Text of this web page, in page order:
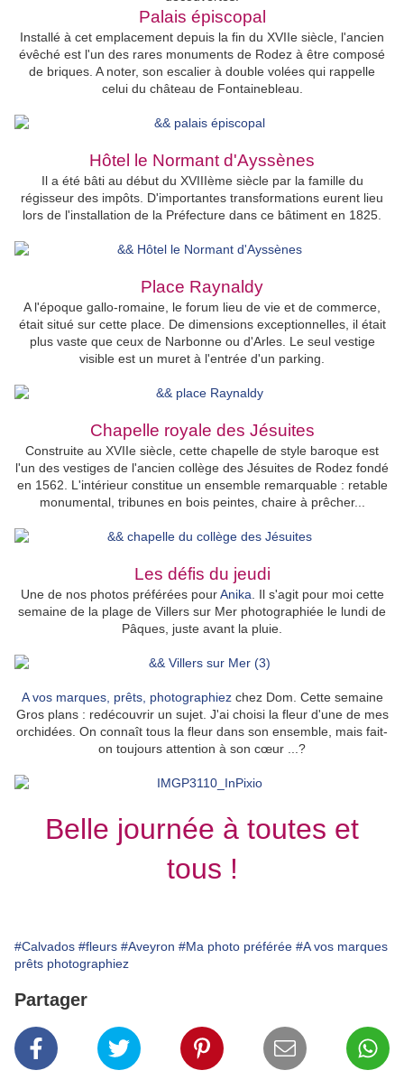
Palais épiscopal
Installé à cet emplacement depuis la fin du XVIIe siècle, l'ancien
évêché est l'un des rares monuments de Rodez à être composé
de briques. A noter, son escalier à double volées qui rappelle
celui du château de Fontainebleau.
Hôtel le Normant d'Ayssènes
Il a été bâti au début du XVIIIème siècle par la famille du
régisseur des impôts. D'importantes transformations eurent lieu
lors de l'installation de la Préfecture dans ce bâtiment en 1825.
Place Raynaldy
A l'époque gallo-romaine, le forum lieu de vie et de commerce,
était situé sur cette place. De dimensions exceptionnelles, il était
plus vaste que ceux de Narbonne ou d'Arles. Le seul vestige
visible est un muret à l'entrée d'un parking.
Chapelle royale des Jésuites
Construite au XVIIe siècle, cette chapelle de style baroque est
l'un des vestiges de l'ancien collège des Jésuites de Rodez fondé
en 1562. L'intérieur constitue un ensemble remarquable : retable
monumental, tribunes en bois peintes, chaire à prêcher...
Les défis du jeudi
Une de nos photos préférées pourAnika . Il s'agit pour moi cette
semaine de la plage de Villers sur Mer photographiée le lundi de
Pâques, juste avant la pluie.
A vos marques, prêts, photographiezchez Dom. Cette semaine
Gros plans : redécouvrir un sujet. J'ai choisi la fleur d'une de mes
orchidées. On connaît tous la fleur dans son ensemble, mais fait-
on toujours attention à son cœur ...?
Belle journée à toutes et
tous !
#Calvados #fleurs #Aveyron #Ma photo préférée #A vos marques
prêts photographiez
Partager